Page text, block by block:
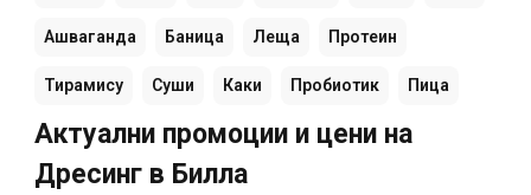
Ашваганда Баница Леща Протеин
Тирамису Суши Каки Пробиотик Пица
Актуални промоции и цени на
Дресинг в Билла